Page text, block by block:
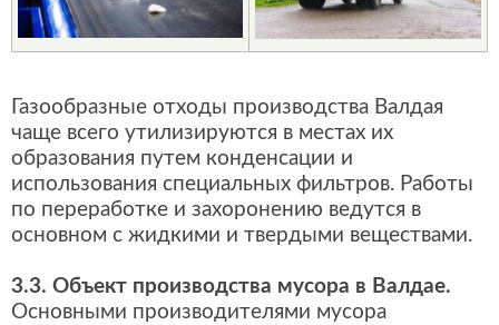
Газообразные отходы производства Валдая
чаще всего утилизируются в местах их
образования путем конденсации и
использования специальных фильтров. Работы
по переработке и захоронению ведутся в
основном с жидкими и твердыми веществами.
3.3. Объект производства мусора в Валдае.
Основными производителями мусора